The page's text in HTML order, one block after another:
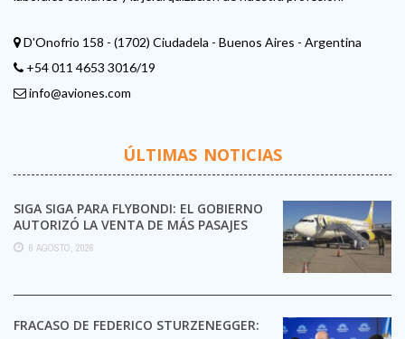
D'Onofrio 158 - (1702) Ciudadela - Buenos Aires - Argentina
+54 011 4653 3016/19
info@aviones.com
ÚLTIMAS NOTICIAS
SIGA SIGA PARA FLYBONDI: EL GOBIERNO
AUTORIZÓ LA VENTA DE MÁS PASAJES
6 AGOSTO, 2026
FRACASO DE FEDERICO STURZENEGGER: